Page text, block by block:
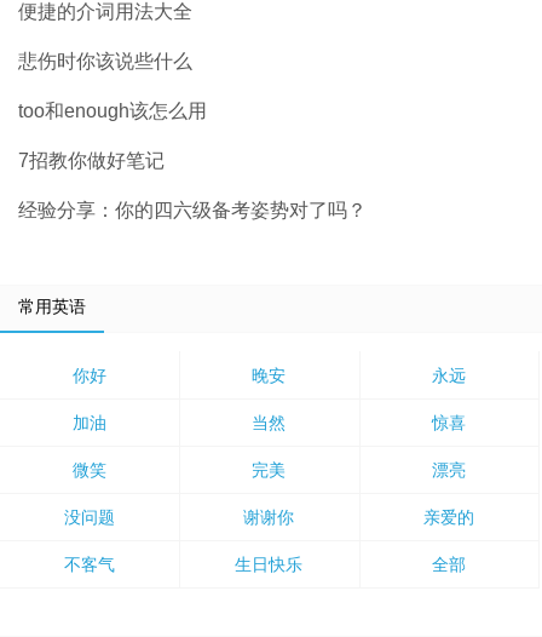
便捷的介词用法大全
悲伤时你该说些什么
too和enough该怎么用
7招教你做好笔记
经验分享：你的四六级备考姿势对了吗？
常用英语
你好 晚安 永远
加油 当然 惊喜
微笑 完美 漂亮
没问题 谢谢你 亲爱的
不客气 生日快乐 全部